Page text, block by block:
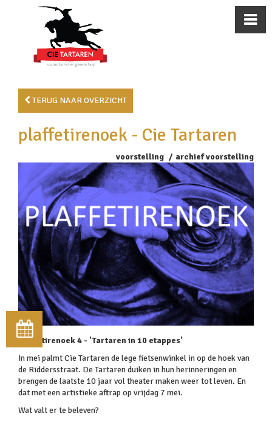
TERUG NAAR OVERZICHT
plaffetirenoek - Cie Tartaren
voorstelling archief voorstelling
Plaffetirenoek 4 - 'Tartaren in 10 etappes'
In mei palmt Cie Tartaren de lege fietsenwinkel in op de hoek van
de Riddersstraat. De Tartaren duiken in hun herinneringen en
brengen de laatste 10 jaar vol theater maken weer tot leven. En
dat met een artistieke aftrap op vrijdag 7 mei.
Wat valt er te beleven?